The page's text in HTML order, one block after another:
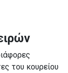
του κουρείου